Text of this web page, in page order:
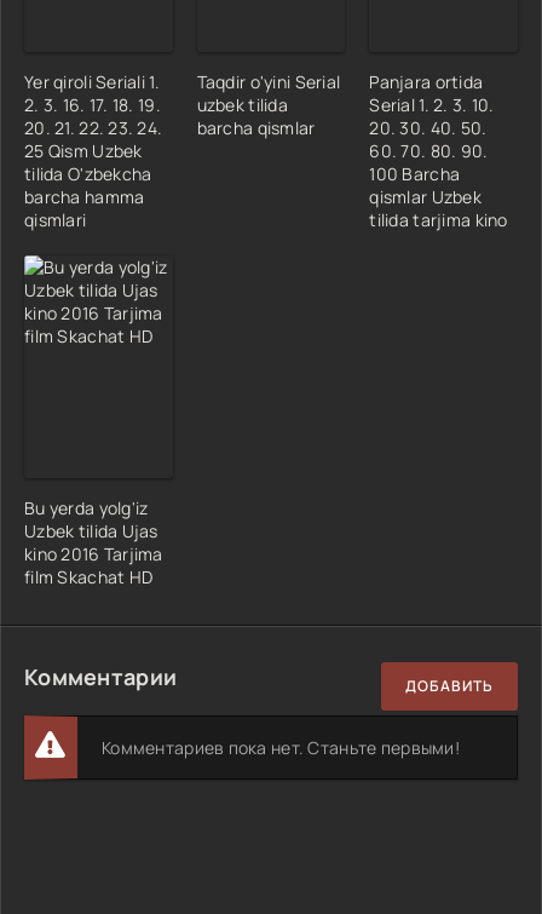
Yer qiroli Seriali 1.
2. 3. 16. 17. 18. 19.
20. 21. 22. 23. 24.
25 Qism Uzbek
tilida O'zbekcha
barcha hamma
qismlari
Taqdir o'yini Serial
uzbek tilida
barcha qismlar
Panjara ortida
Serial 1. 2. 3. 10.
20. 30. 40. 50.
60. 70. 80. 90.
100 Barcha
qismlar Uzbek
tilida tarjima kino
Bu yerda yolg'iz
Uzbek tilida Ujas
kino 2016 Tarjima
film Skachat HD
Комментарии ДОБАВИТЬ
Комментариев пока нет. Станьте первыми!